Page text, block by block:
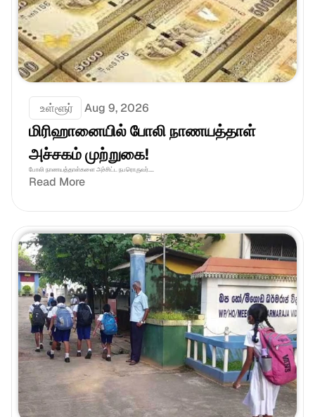
உள்ளூர் Aug 9, 2026
மிரிஹானையில் போலி நாணயத்தாள்
அச்சகம் முற்றுகை!
போலி நாணயத்தாள்களை அச்சிட்ட நபரொருவர்....
Read More